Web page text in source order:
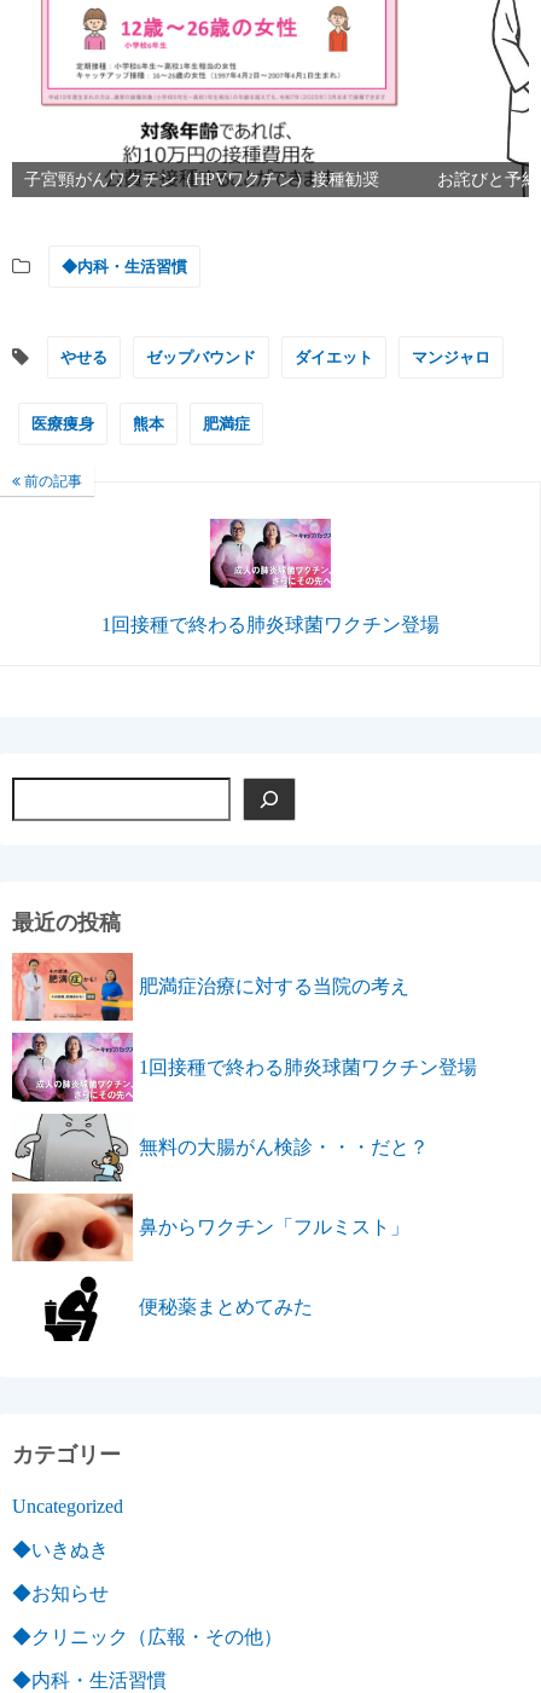
子宮頸がんワクチン（HPVワクチン）接種勧奨 お詫びと予
◆内科・生活習慣
やせる ゼップバウンド ダイエット マンジャロ
医療痩身 熊本 肥満症
前の記事
1回接種で終わる肺炎球菌ワクチン登場
索
最近の投稿
肥満症治療に対する当院の考え
1回接種で終わる肺炎球菌ワクチン登場
無料の大腸がん検診・・・だと？
鼻からワクチン「フルミスト」
便秘薬まとめてみた
カテゴリー
Uncategorized
◆いきぬき
◆お知らせ
◆クリニック（広報・その他）
◆内科・生活習慣